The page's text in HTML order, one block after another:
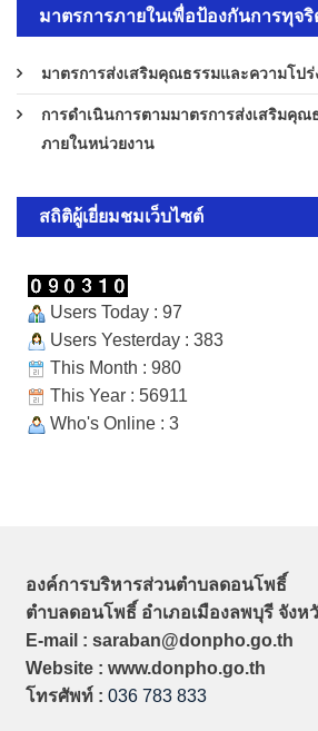
มาตรการภายในเพื่อป้องกันการทุจริ
มาตรการส่งเสริมคุณธรรมและความโป
การดำเนินการตามมาตรการส่งเสริมคุณ
ภายในหน่วยงาน
สถิติผู้เยี่ยมชมเว็บไซต์
Users Today : 97
Users Yesterday : 383
This Month : 980
This Year : 56911
Who's Online : 3
องค์การบริหารส่วนตำบลดอนโพธิ์
ตำบลดอนโพธิ์ อำเภอเมืองลพบุรี จังห
E-mail : saraban@donpho.go.th
Website : www.donpho.go.th
โทรศัพท์ : 036 783 833